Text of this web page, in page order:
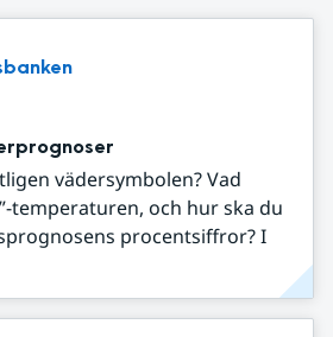
vädersymbolen? Vad
temperaturen, och hur ska du
procentsiffror? I